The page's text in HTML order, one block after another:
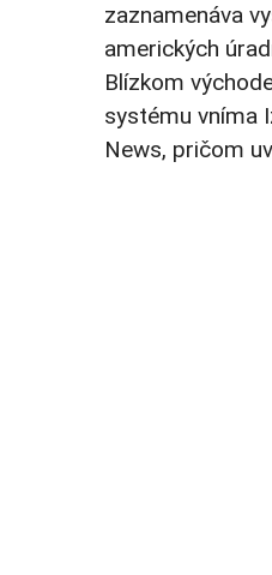
zaznamenáva
amerických
Blízkom
systému vníma
News, pričom